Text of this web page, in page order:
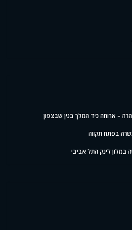
– ארוחה כיד המלך בנין שבצפון
בפתח תקווה